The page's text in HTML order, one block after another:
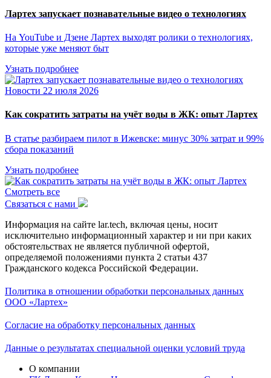
Лартех запускает познавательные видео о технологиях
На YouTube и Дзене Лартех выходят ролики о технологиях,
которые уже меняют быт
Узнать подробнее
Новости 22 июля 2026
Как сократить затраты на учёт воды в ЖК: опыт Лартех
В статье разбираем пилот в Ижевске: минус 30% затрат и 99%
сбора показаний
Узнать подробнее
Смотреть все
Связаться с нами
Информация на сайте lar.tech, включая цены, носит
исключительно информационный характер и ни при каких
обстоятельствах не является публичной офертой,
определяемой положениями пункта 2 статьи 437
Гражданского кодекса Российской Федерации.
Политика в отношении обработки персональных данных
ООО «Лартех»
Согласие на обработку персональных данных
Данные о результатах специальной оценки условий труда
О компании